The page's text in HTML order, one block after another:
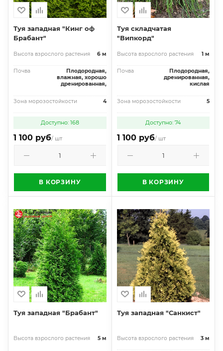
Туя западная "Кинг оф
Брабант"
Высота взрослого растения 6 м
Почва
Плодородная,
влажная, хорошо
дренированная,
Зона морозостойкости 4
Доступно: 168
1 100 руб/ шт
В КОРЗИНУ
Туя складчатая
"Випкорд"
Высота взрослого растения 1 м
Почва
Плодородная,
дренированная,
кислая
Зона морозостойкости 5
Доступно: 74
1 100 руб/ шт
В КОРЗИНУ
Туя западная "Брабант"
Высота взрослого растения 5 м
Туя западная "Санкист"
Высота взрослого растения 3 м